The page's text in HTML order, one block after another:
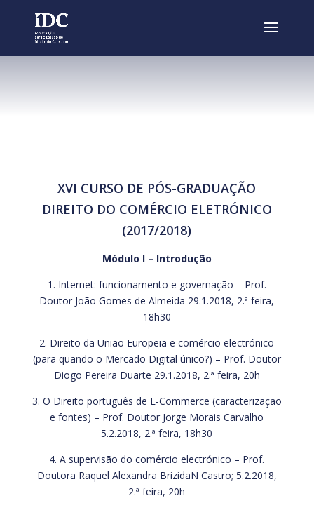
XVI CURSO DE PÓS-GRADUAÇÃO
DIREITO DO COMÉRCIO ELETRÓNICO
(2017/2018)
Módulo I – Introdução
1. Internet: funcionamento e governação – Prof.
Doutor João Gomes de Almeida 29.1.2018, 2.ª feira,
18h30
2. Direito da União Europeia e comércio electrónico
(para quando o Mercado Digital único?) – Prof. Doutor
Diogo Pereira Duarte 29.1.2018, 2.ª feira, 20h
3. O Direito português de E-Commerce (caracterização
e fontes) – Prof. Doutor Jorge Morais Carvalho
5.2.2018, 2.ª feira, 18h30
4. A supervisão do comércio electrónico – Prof.
Doutora Raquel Alexandra BrizidaN Castro; 5.2.2018,
2.ª feira, 20h